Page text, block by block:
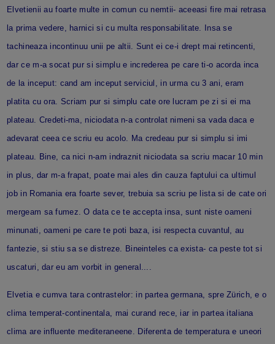
Elvetienii au foarte multe in comun cu nemtii- aceeasi fire mai retrasa
la prima vedere, harnici si cu multa responsabilitate. Insa se
tachineaza incontinuu unii pe altii. Sunt ei ce-i drept mai retincenti,
dar ce m-a socat pur si simplu e increderea pe care ti-o acorda inca
de la inceput: cand am inceput serviciul, in urma cu 3 ani, eram
platita cu ora. Scriam pur si simplu cate ore lucram pe zi si ei ma
plateau. Credeti-ma, niciodata n-a controlat nimeni sa vada daca e
adevarat ceea ce scriu eu acolo. Ma credeau pur si simplu si imi
plateau. Bine, ca nici n-am indraznit niciodata sa scriu macar 10 min
in plus, dar m-a frapat, poate mai ales din cauza faptului ca ultimul
job in Romania era foarte sever, trebuia sa scriu pe lista si de cate ori
mergeam sa fumez. O data ce te accepta insa, sunt niste oameni
minunati, oameni pe care te poti baza, isi respecta cuvantul, au
fantezie, si stiu sa se distreze. Bineinteles ca exista- ca peste tot si
uscaturi, dar eu am vorbit in general....
Elvetia e cumva tara contrastelor: in partea germana, spre Zürich, e o
clima temperat-continentala, mai curand rece, iar in partea italiana
clima are influente mediteraneene. Diferenta de temperatura e uneori